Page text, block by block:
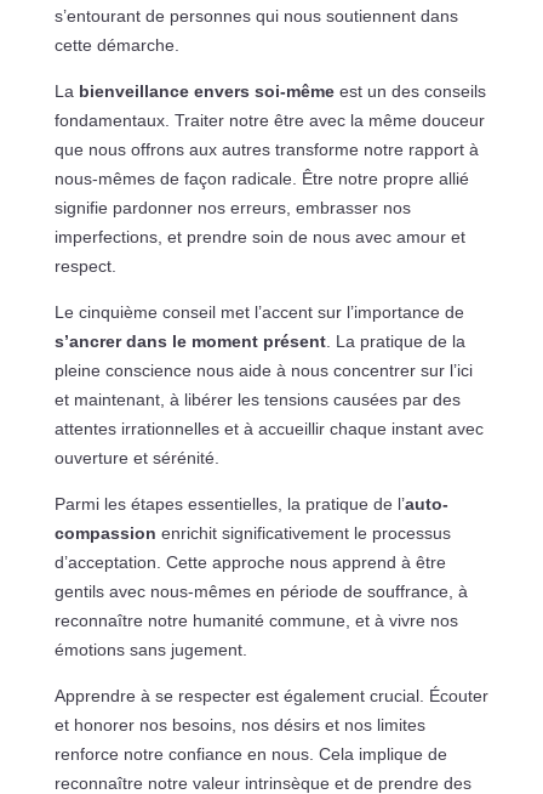
s’entourant de personnes qui nous soutiennent dans
cette démarche.
La bienveillance envers soi-mêmeest un des conseils
fondamentaux. Traiter notre être avec la même douceur
que nous offrons aux autres transforme notre rapport à
nous-mêmes de façon radicale. Être notre propre allié
signifie pardonner nos erreurs, embrasser nos
imperfections, et prendre soin de nous avec amour et
respect.
Le cinquième conseil met l’accent sur l’importance de
s’ancrer dans le moment présent. La pratique de la
pleine conscience nous aide à nous concentrer sur l’ici
et maintenant, à libérer les tensions causées par des
attentes irrationnelles et à accueillir chaque instant avec
ouverture et sérénité.
Parmi les étapes essentielles, la pratique de l’auto-
compassion enrichit significativement le processus
d’acceptation. Cette approche nous apprend à être
gentils avec nous-mêmes en période de souffrance, à
reconnaître notre humanité commune, et à vivre nos
émotions sans jugement.
Apprendre à se respecter est également crucial. Écouter
et honorer nos besoins, nos désirs et nos limites
renforce notre confiance en nous. Cela implique de
reconnaître notre valeur intrinsèque et de prendre des